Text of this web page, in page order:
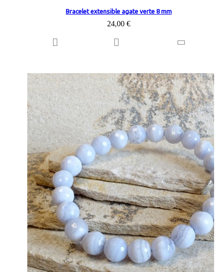
Bracelet extensible agate verte 8 mm
24,00 €